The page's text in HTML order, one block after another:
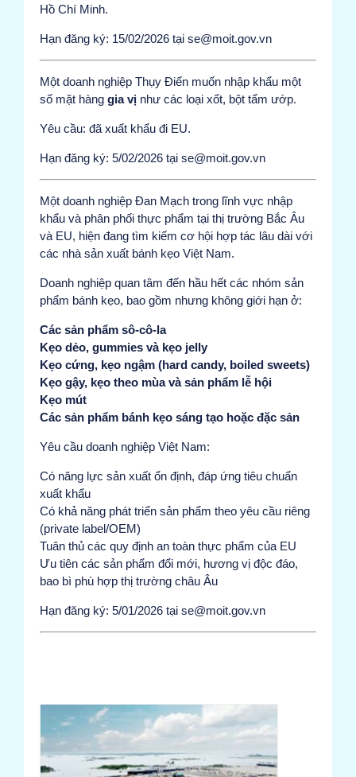
Hồ Chí Minh.
Hạn đăng ký: 15/02/2026 tại se@moit.gov.vn
Một doanh nghiệp Thụy Điển muốn nhập khẩu một
số mặt hàng gia vị như các loại xốt, bột tẩm ướp.
Yêu cầu: đã xuất khẩu đi EU.
Hạn đăng ký: 5/02/2026 tại se@moit.gov.vn
Một doanh nghiệp Đan Mạch trong lĩnh vực nhập
khẩu và phân phối thực phẩm tại thị trường Bắc Âu
và EU, hiện đang tìm kiếm cơ hội hợp tác lâu dài với
các nhà sản xuất bánh kẹo Việt Nam.
Doanh nghiệp quan tâm đến hầu hết các nhóm sản
phẩm bánh kẹo, bao gồm nhưng không giới hạn ở:
Các sản phẩm sô-cô-la
Kẹo dẻo, gummies và kẹo jelly
Kẹo cứng, kẹo ngậm (hard candy, boiled sweets)
Kẹo gậy, kẹo theo mùa và sản phẩm lễ hội
Kẹo mút
Các sản phẩm bánh kẹo sáng tạo hoặc đặc sản
Yêu cầu doanh nghiệp Việt Nam:
Có năng lực sản xuất ổn định, đáp ứng tiêu chuẩn
xuất khẩu
Có khả năng phát triển sản phẩm theo yêu cầu riêng
(private label/OEM)
Tuân thủ các quy định an toàn thực phẩm của EU
Ưu tiên các sản phẩm đổi mới, hương vị độc đáo,
bao bì phù hợp thị trường châu Âu
Hạn đăng ký: 5/01/2026 tại se@moit.gov.vn